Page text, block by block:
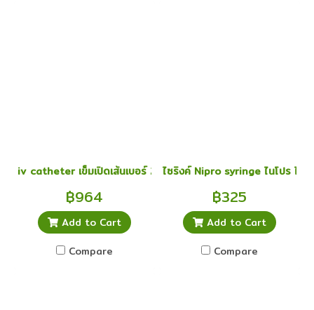
iv catheter เข็มเปิดเส้นเบอร์ 24 เข็มให้น้ำเกลือ 50 ชิ้น
฿964
Add to Cart
Compare
ไซริงค์ Nipro syringe ไนโปร ไซ
฿325
Add to Cart
Compare